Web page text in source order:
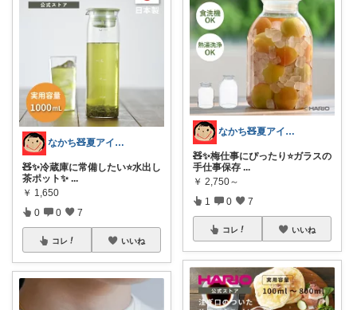
なかち🧸夏アイテム＆便利グッズ✨
🧸✨冷蔵庫に常備したい⭐️水出し
茶ポット✨ ...
￥ 1,650
0 0 7
コレ いいね
なかち🧸夏アイテム＆便利グッズ✨
🧸✨梅仕事にぴったり⭐️ガラスの
手仕事保存 ...
￥ 2,750～
1 0 7
コレ いいね